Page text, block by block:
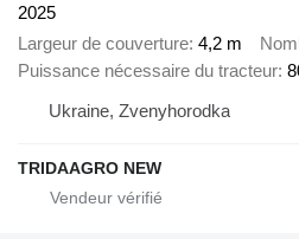
2025
Largeur de couverture 4,2 m
Puissance nécessaire du tracteur
Ukraine, Zvenyhorodka
TRIDAAGRO NEW